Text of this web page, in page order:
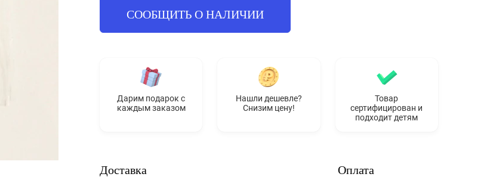
СООБЩИТЬ О НАЛИЧИИ
Дарим подарок с
каждым заказом
Нашли дешевле?
Снизим цену!
Товар
сертифицирован и
подходит детям
Доставка Оплата